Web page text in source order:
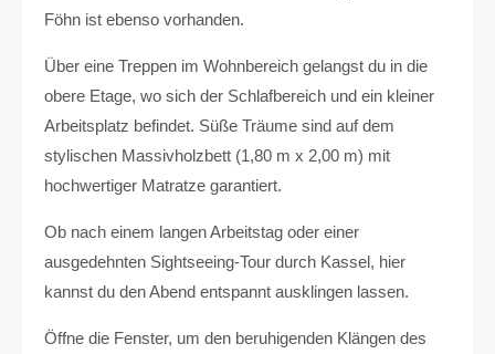
Föhn ist ebenso vorhanden.
Über eine Treppen im Wohnbereich gelangst du in die
obere Etage, wo sich der Schlafbereich und ein kleiner
Arbeitsplatz befindet. Süße Träume sind auf dem
stylischen Massivholzbett (1,80 m x 2,00 m) mit
hochwertiger Matratze garantiert.
Ob nach einem langen Arbeitstag oder einer
ausgedehnten Sightseeing-Tour durch Kassel, hier
kannst du den Abend entspannt ausklingen lassen.
Öffne die Fenster, um den beruhigenden Klängen des